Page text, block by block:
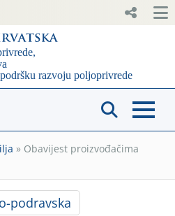
» Obavijest proizvođačima
podravska